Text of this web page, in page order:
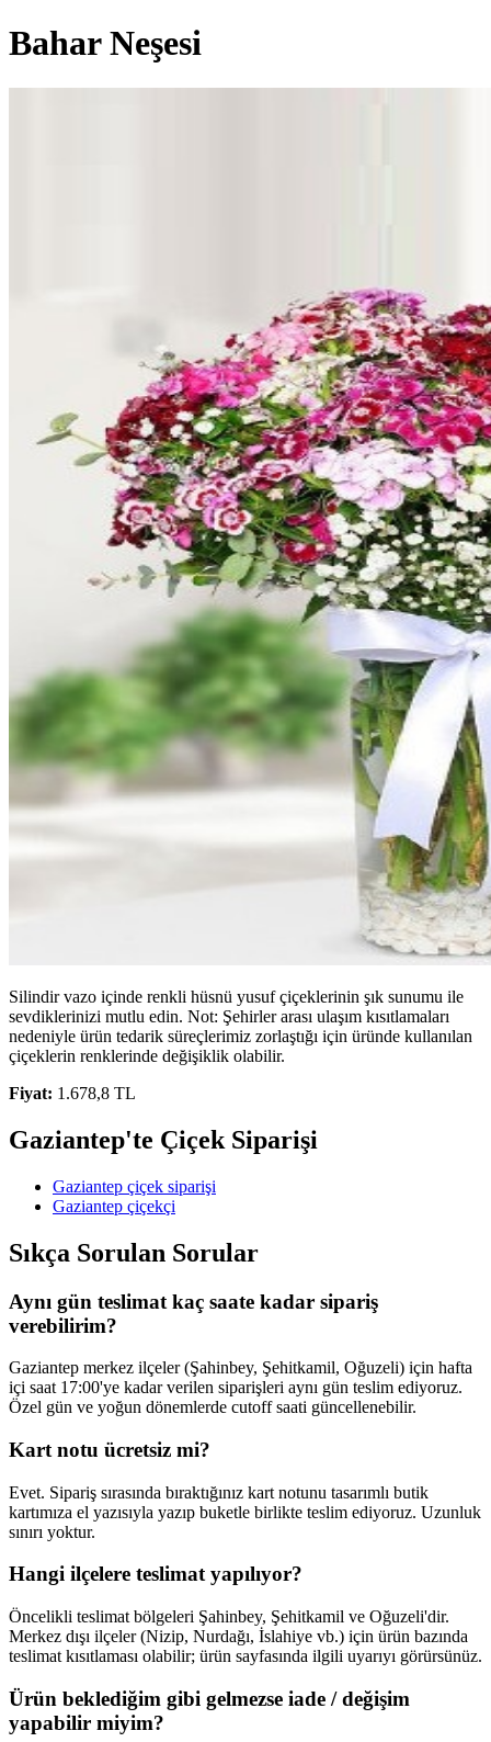
Bahar Neşesi
Silindir vazo içinde renkli hüsnü yusuf çiçeklerinin şık sunumu ile
sevdiklerinizi mutlu edin. Not: Şehirler arası ulaşım kısıtlamaları
nedeniyle ürün tedarik süreçlerimiz zorlaştığı için üründe kullanılan
çiçeklerin renklerinde değişiklik olabilir.
Fiyat: 1.678,8 TL
Gaziantep'te Çiçek Siparişi
Gaziantep çiçek siparişi
Gaziantep çiçekçi
Sıkça Sorulan Sorular
Aynı gün teslimat kaç saate kadar sipariş
verebilirim?
Gaziantep merkez ilçeler (Şahinbey, Şehitkamil, Oğuzeli) için hafta
içi saat 17:00'ye kadar verilen siparişleri aynı gün teslim ediyoruz.
Özel gün ve yoğun dönemlerde cutoff saati güncellenebilir.
Kart notu ücretsiz mi?
Evet. Sipariş sırasında bıraktığınız kart notunu tasarımlı butik
kartımıza el yazısıyla yazıp buketle birlikte teslim ediyoruz. Uzunluk
sınırı yoktur.
Hangi ilçelere teslimat yapılıyor?
Öncelikli teslimat bölgeleri Şahinbey, Şehitkamil ve Oğuzeli'dir.
Merkez dışı ilçeler (Nizip, Nurdağı, İslahiye vb.) için ürün bazında
teslimat kısıtlaması olabilir; ürün sayfasında ilgili uyarıyı görürsünüz.
Ürün beklediğim gibi gelmezse iade / değişim
yapabilir miyim?